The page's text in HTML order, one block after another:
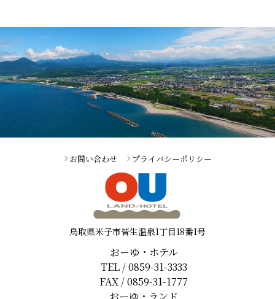
お問い合わせ プライバシーポリシー
鳥取県米子市皆生温泉1丁目18番1号
おーゆ・ホテル
TEL / 0859-31-3333
FAX / 0859-31-1777
おーゆ・ランド